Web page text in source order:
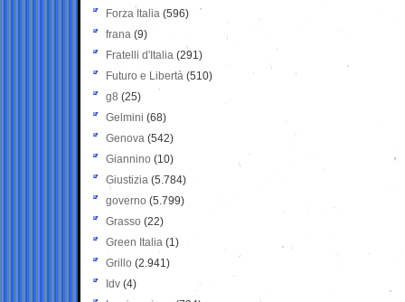
Forza Italia (596)
frana (9)
Fratelli d'Italia (291)
Futuro e Libertà (510)
g8 (25)
Gelmini (68)
Genova (542)
Giannino (10)
Giustizia (5.784)
governo (5.799)
Grasso (22)
Green Italia (1)
Grillo (2.941)
Idv (4)